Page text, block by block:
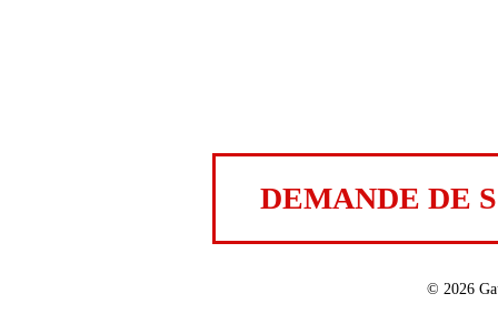
DEMANDE DE
© 2026